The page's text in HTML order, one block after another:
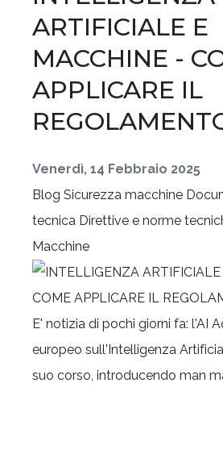
ARTIFICIALE E
MACCHINE -
APPLICARE IL
Venerdì, 14 Febbraio 2025
Blog Sicurezza macchine
tecnica Direttive e norme
Macchine
E' notizia di pochi giorni fa: l'AI
europeo sull'Intelligenza
suo corso, introducendo man